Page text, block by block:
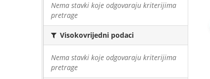
Nema stavki koje odgovaraju kriterijima
pretrage
Visokovrijedni podaci
Nema stavki koje odgovaraju kriterijima
pretrage